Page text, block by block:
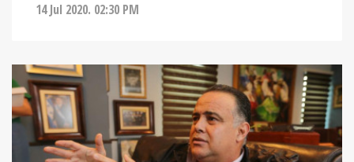
14 Jul 2020. 02:30 PM